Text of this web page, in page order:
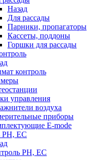
Назад
Для рассады
Парники, пропагаторы
Кассеты, поддоны
Горшки для рассады
контроль
управления
воздуха
приборы
E-mode
PH, EC
PH, EC